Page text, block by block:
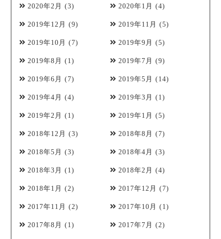
2020年2月 (3) 2020年1月 (4)
2019年12月 (9) 2019年11月 (5)
2019年10月 (7) 2019年9月 (5)
2019年8月 (1) 2019年7月 (9)
2019年6月 (7) 2019年5月 (14)
2019年4月 (4) 2019年3月 (1)
2019年2月 (1) 2019年1月 (5)
2018年12月 (3) 2018年8月 (7)
2018年5月 (3) 2018年4月 (3)
2018年3月 (1) 2018年2月 (4)
2018年1月 (2) 2017年12月 (7)
2017年11月 (2) 2017年10月 (1)
2017年8月 (1) 2017年7月 (2)